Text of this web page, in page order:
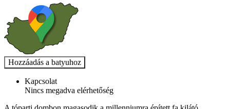
Kapcsolat
Nincs megadva elérhetőség